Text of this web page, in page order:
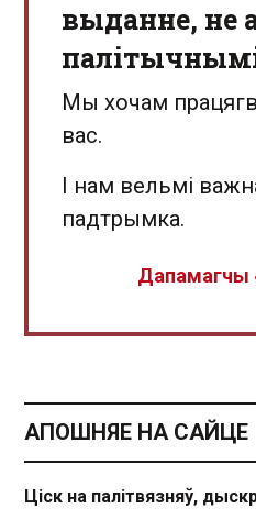
выданне, не
Мы хочам
вас.
І нам вельмі
падтрымка.
Дапамагчы
АПОШНЯЕ НА САЙЦЕ
Ціск на палітвязняў,